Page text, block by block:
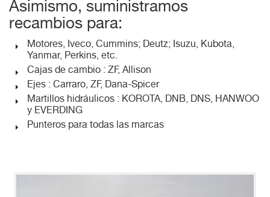
Asimismo, suministramos
recambios para:
Motores, Iveco, Cummins; Deutz; Isuzu, Kubota,
Yanmar, Perkins, etc.
Cajas de cambio : ZF, Allison
Ejes : Carraro, ZF, Dana-Spicer
Martillos hidráulicos : KOROTA, DNB, DNS, HANWOO
y EVERDING
Punteros para todas las marcas